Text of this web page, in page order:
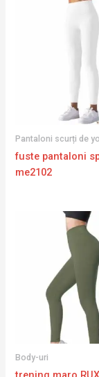
Pantaloni scurți de
fuste pantaloni
me2102
Body-uri